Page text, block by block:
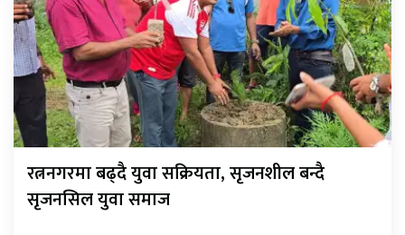
रत्ननगरमा बढ्दै युवा सक्रियता, सृजनशील बन्दै
सृजनसिल युवा समाज